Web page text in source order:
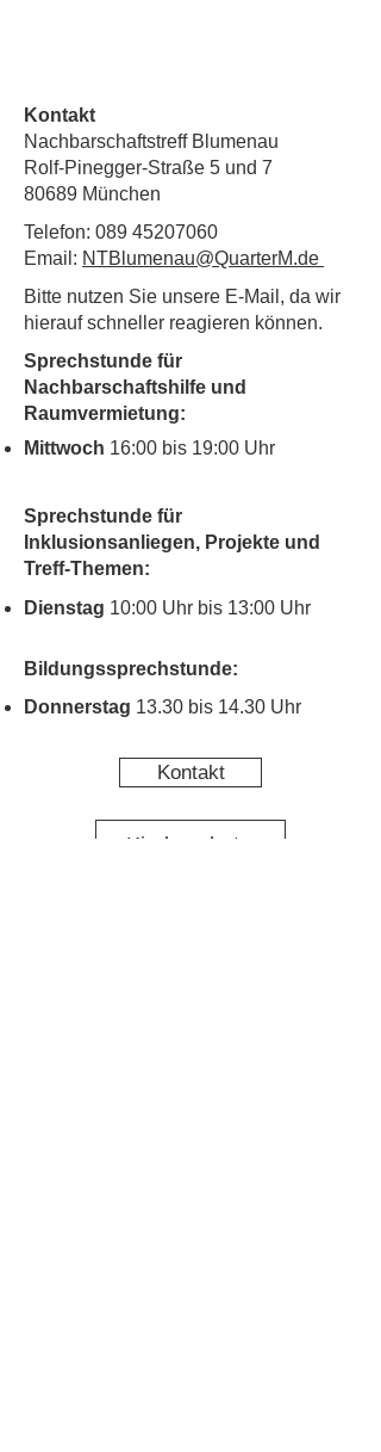
Kontakt
Nachbarschaftstreff Blumenau
Rolf-Pinegger-Straße 5 und 7
80689 München
Telefon: 089 45207060
Email: NTBlumenau@QuarterM.de
Bitte nutzen Sie unsere E-Mail, da wir
hierauf schneller reagieren können.
Sprechstunde für
Nachbarschaftshilfe und
Raumvermietung:
Mittwoch 16:00 bis 19:00 Uhr
Sprechstunde für
Inklusionsanliegen, Projekte und
Treff-Themen:
Dienstag 10:00 Uhr bis 13:00 Uhr
Bildungssprechstunde:
Donnerstag 13.30 bis 14.30 Uhr
Kontakt
Kinderschutz